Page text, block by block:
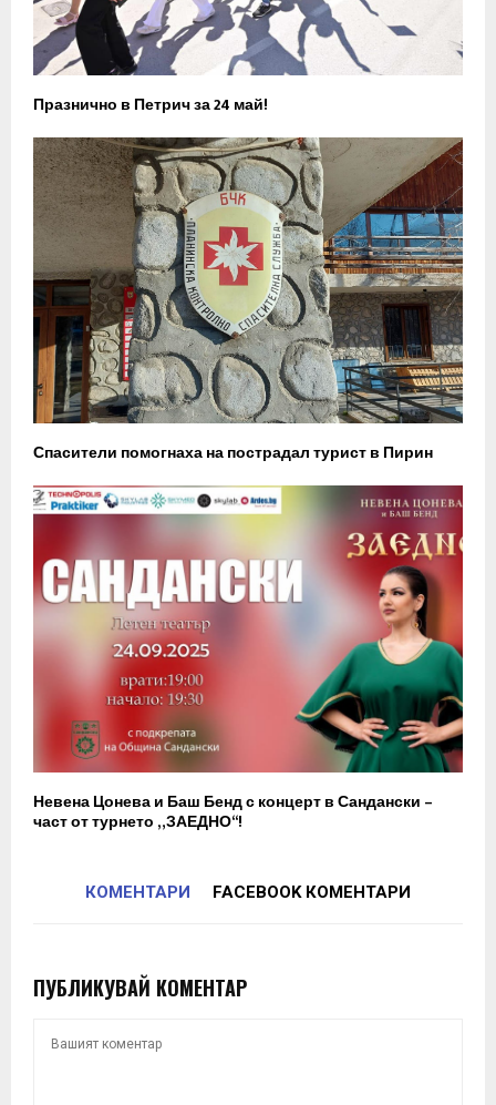
Празнично в Петрич за 24 май!
Спасители помогнаха на пострадал турист в Пирин
Невена Цонева и Баш Бенд с концерт в Сандански –
част от турнето „ЗАЕДНО“!
КОМЕНТАРИ FACEBOOK КОМЕНТАРИ
ПУБЛИКУВАЙ КОМЕНТАР